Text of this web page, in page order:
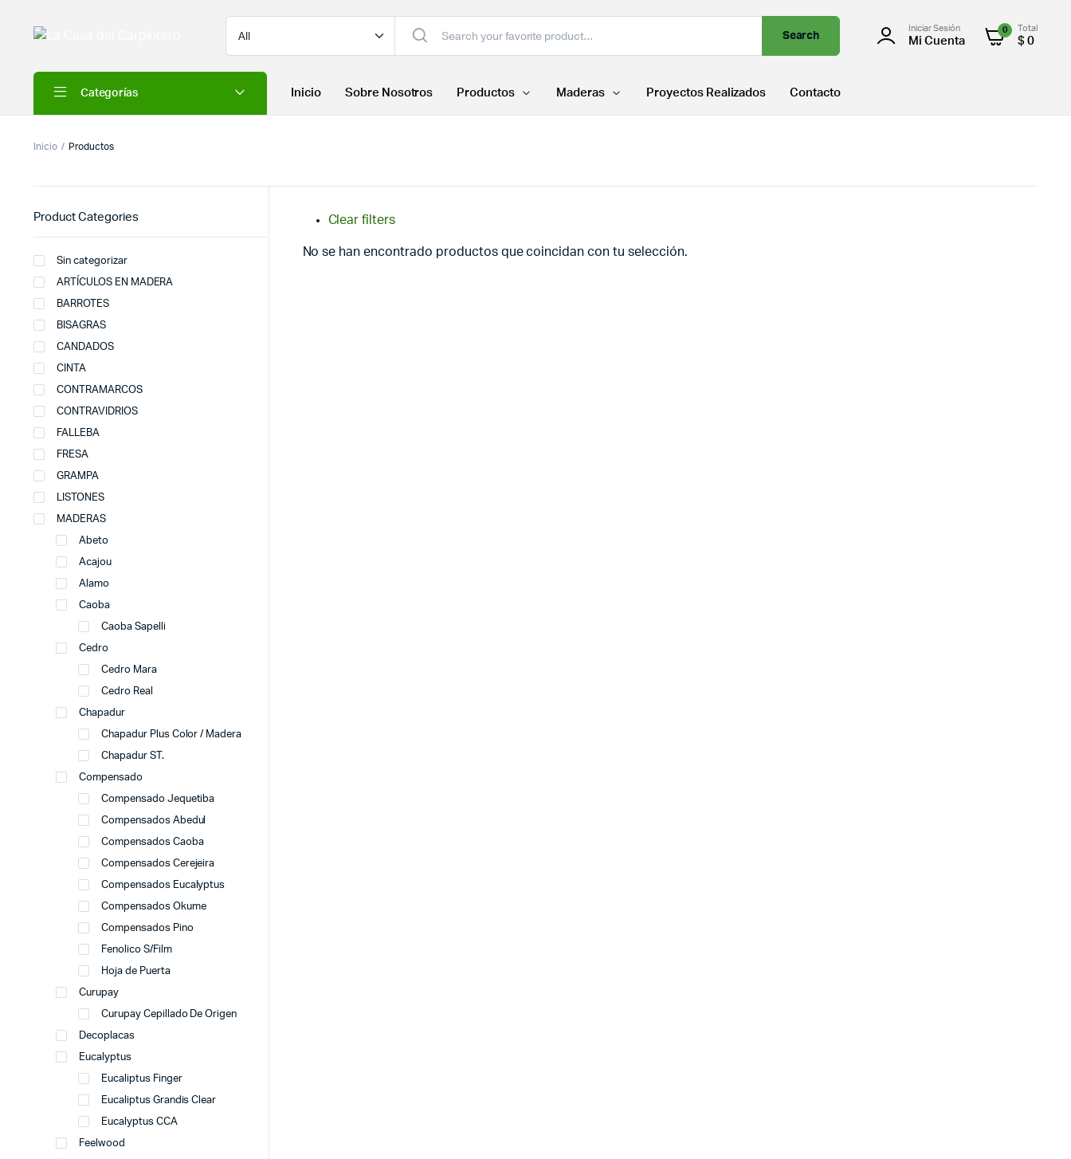
Search
Iniciar Sesión
Mi Cuenta
0 Total
$ 0
Categorías Inicio Sobre Nosotros Productos Maderas Proyectos Realizados Contacto
Inicio Productos
Clear filters
No se han encontrado productos que coincidan con tu selección.
Product Categories
Sin categorizar
ARTÍCULOS EN MADERA
BARROTES
BISAGRAS
CANDADOS
CINTA
CONTRAMARCOS
CONTRAVIDRIOS
FALLEBA
FRESA
GRAMPA
LISTONES
MADERAS
Abeto
Acajou
Alamo
Caoba
Caoba Sapelli
Cedro
Cedro Mara
Cedro Real
Chapadur
Chapadur Plus Color / Madera
Chapadur ST.
Compensado
Compensado Jequetiba
Compensados Abedul
Compensados Caoba
Compensados Cerejeira
Compensados Eucalyptus
Compensados Okume
Compensados Pino
Fenolico S/Film
Hoja de Puerta
Curupay
Curupay Cepillado De Origen
Decoplacas
Eucalyptus
Eucaliptus Finger
Eucaliptus Grandis Clear
Eucalyptus CCA
Feelwood